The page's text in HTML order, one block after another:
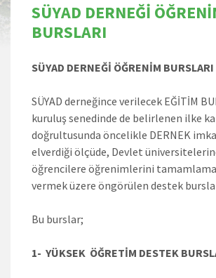
SÜYAD DERNEĞİ
BURSLARI
SÜYAD DERNEĞİ ÖĞRENİM BURSLARI
SÜYAD derneğince verilecek EĞİTİM
kuruluş senedinde de belirlenen ilke
doğrultusunda öncelikle DERNEK
elverdiği ölçüde, Devlet
öğrencilere öğrenimlerini
vermek üzere öngörülen destek
Bu burslar;
1- YÜKSEK ÖĞRETİM DESTEK